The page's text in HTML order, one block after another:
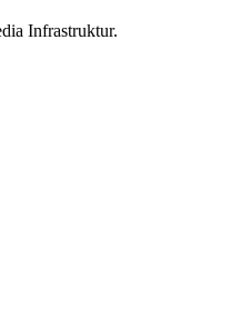
Infrastruktur.